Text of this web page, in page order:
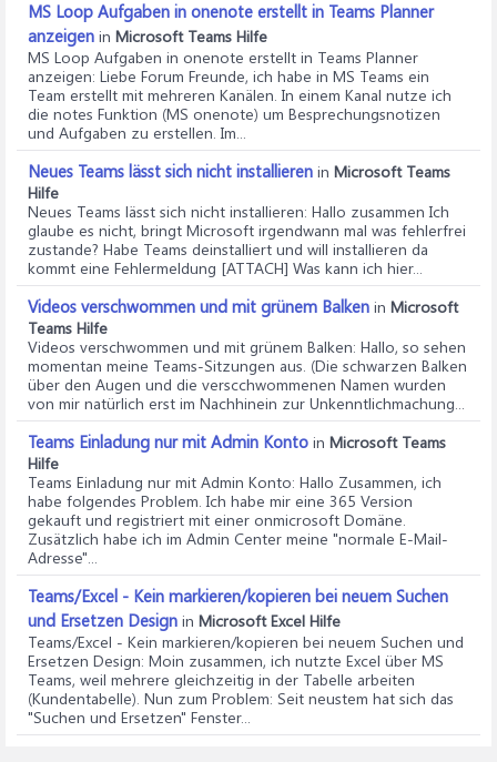
MS Loop Aufgaben in onenote erstellt in Teams Planner
anzeigen in Microsoft Teams Hilfe
MS Loop Aufgaben in onenote erstellt in Teams Planner
anzeigen: Liebe Forum Freunde, ich habe in MS Teams ein
Team erstellt mit mehreren Kanälen. In einem Kanal nutze ich
die notes Funktion (MS onenote) um Besprechungsnotizen
und Aufgaben zu erstellen. Im...
Neues Teams lässt sich nicht installieren in Microsoft Teams
Hilfe
Neues Teams lässt sich nicht installieren: Hallo zusammen Ich
glaube es nicht, bringt Microsoft irgendwann mal was fehlerfrei
zustande? Habe Teams deinstalliert und will installieren da
kommt eine Fehlermeldung [ATTACH] Was kann ich hier...
Videos verschwommen und mit grünem Balken in Microsoft
Teams Hilfe
Videos verschwommen und mit grünem Balken: Hallo, so sehen
momentan meine Teams-Sitzungen aus. (Die schwarzen Balken
über den Augen und die verscchwommenen Namen wurden
von mir natürlich erst im Nachhinein zur Unkenntlichmachung...
Teams Einladung nur mit Admin Konto in Microsoft Teams
Hilfe
Teams Einladung nur mit Admin Konto: Hallo Zusammen, ich
habe folgendes Problem. Ich habe mir eine 365 Version
gekauft und registriert mit einer onmicrosoft Domäne.
Zusätzlich habe ich im Admin Center meine "normale E-Mail-
Adresse"...
Teams/Excel - Kein markieren/kopieren bei neuem Suchen
und Ersetzen Design in Microsoft Excel Hilfe
Teams/Excel - Kein markieren/kopieren bei neuem Suchen und
Ersetzen Design: Moin zusammen, ich nutzte Excel über MS
Teams, weil mehrere gleichzeitig in der Tabelle arbeiten
(Kundentabelle). Nun zum Problem: Seit neustem hat sich das
"Suchen und Ersetzen" Fenster...